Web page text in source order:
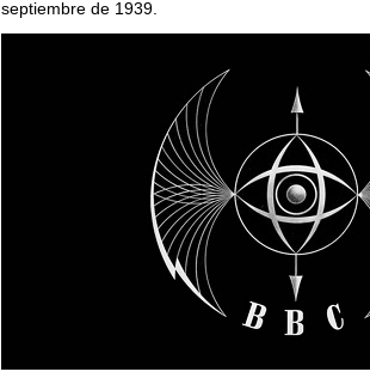
septiembre de 1939.